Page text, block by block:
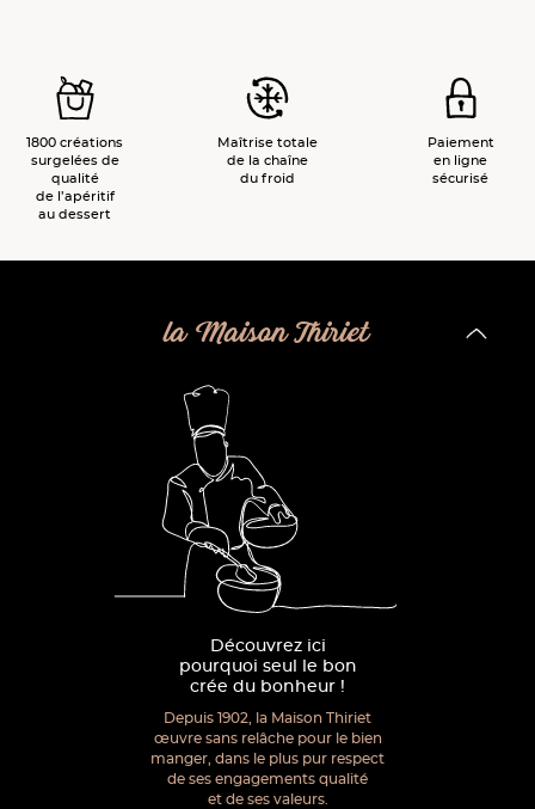
1800 créations
surgelées de
qualité
de l’apéritif
au dessert
Maîtrise totale
de la chaîne
du froid
Paiement
en ligne
sécurisé
la Maison Thiriet
Découvrez ici
pourquoi seul le bon
crée du bonheur !
Depuis 1902, la Maison Thiriet
œuvre sans relâche pour le bien
manger, dans le plus pur respect
de ses engagements qualité
et de ses valeurs.